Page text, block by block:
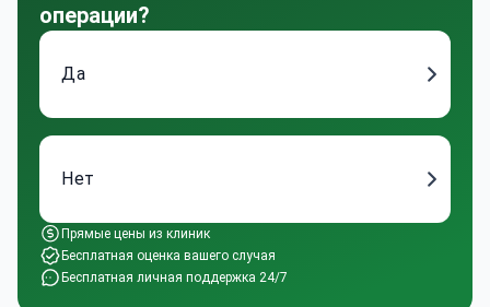
операции?
Да
Нет
Прямые цены из клиник
Бесплатная оценка вашего случая
Бесплатная личная поддержка 24/7